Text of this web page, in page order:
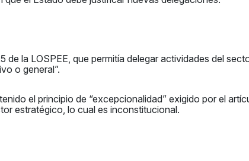
la LOSPEE, que permitía delegar actividades del
o general”.
el principio de “excepcionalidad” exigido por el
estratégico, lo cual es inconstitucional.